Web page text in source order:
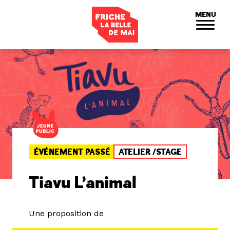
MENU
ÉVÉNEMENT PASSÉ ATELIER /STAGE
Tiavu L’animal
Une proposition de
Panneau de gestion des cookies